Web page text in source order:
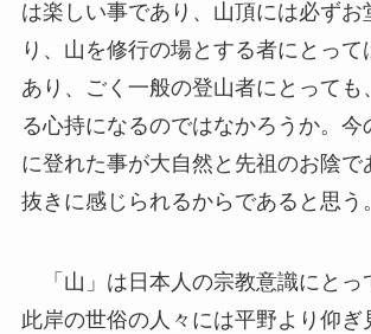
は楽しい事であり、山頂には必ずお
り、山を修行の場とする者にとって
あり、ごく一般の登山者にとっても
る心持になるのではなかろうか。今
に登れた事が大自然と先祖のお陰で
抜きに感じられるからであると思う。
「山」は日本人の宗教意識にとっ
此岸の世俗の人々には平野より仰ぎ